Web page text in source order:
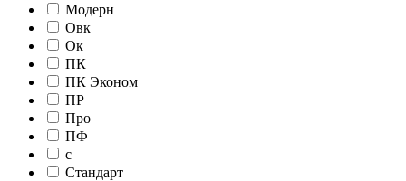
Модерн
Овк
Ок
ПК
ПК Эконом
ПР
Про
ПФ
с
Стандарт